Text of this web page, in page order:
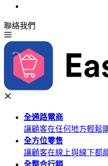
聯絡我們
全通路電商
讓顧客在任何地方輕鬆
全方位零售
讓顧客在線上與線下都